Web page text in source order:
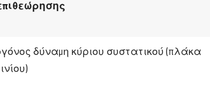
δύναμη κύριου συστατικού (πλάκα